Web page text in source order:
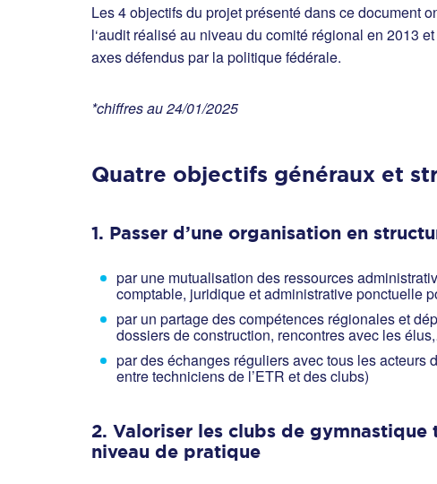
Les 4 objectifs du projet présenté dans ce document
l‘audit réalisé au niveau du comité régional en 2013
axes défendus par la politique fédérale.
*chiffres au 24/01/2025
Quatre objectifs généraux et
1. Passer d’une organisation en
par une mutualisation des ressources
comptable, juridique et administrative ponctuelle
par un partage des compétences régionales et
dossiers de construction, rencontres avec les
par des échanges réguliers avec tous les
entre techniciens de l’ETR et des clubs)
2. Valoriser les clubs de
niveau de pratique